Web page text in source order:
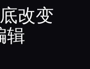
营销 改变
辑